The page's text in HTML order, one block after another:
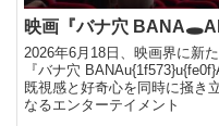
映画『バナ穴
2026年6月18日、映画界に新
『バナ穴
既視感と好奇心を同時に掻き
なるエンターテイメント